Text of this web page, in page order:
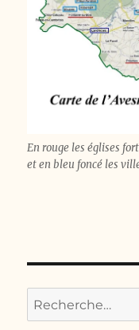
En rouge les églises
et en bleu foncé les
Recherche
pour :